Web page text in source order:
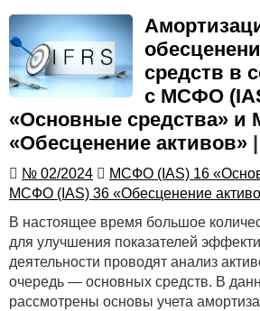
средств в
с МСФО
«Основные средства» и
«Обесценение активов»
№ 02/2024
МСФО (IAS) 16
МСФО (IAS) 36 «Обесценение
В настоящее время большое
для улучшения показателей
деятельности проводят анализ
очередь — основных средств. В
рассмотрены основы учета